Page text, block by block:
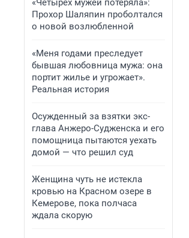
«Четырех мужей потеряла»:
Прохор Шаляпин проболтался
о новой возлюбленной
«Меня годами преследует
бывшая любовница мужа: она
портит жилье и угрожает».
Реальная история
Осужденный за взятки экс-
глава Анжеро-Судженска и его
помощница пытаются уехать
домой — что решил суд
Женщина чуть не истекла
кровью на Красном озере в
Кемерове, пока полчаса
ждала скорую